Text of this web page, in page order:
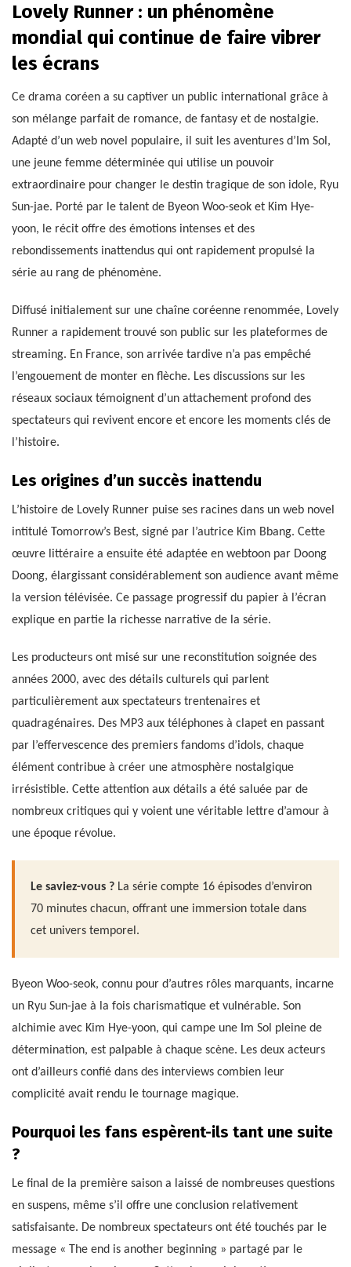
Lovely Runner : un phénomène
mondial qui continue de faire vibrer
les écrans
Ce drama coréen a su captiver un public international grâce à
son mélange parfait de romance, de fantasy et de nostalgie.
Adapté d’un web novel populaire, il suit les aventures d’Im Sol,
une jeune femme déterminée qui utilise un pouvoir
extraordinaire pour changer le destin tragique de son idole, Ryu
Sun-jae. Porté par le talent de Byeon Woo-seok et Kim Hye-
yoon, le récit offre des émotions intenses et des
rebondissements inattendus qui ont rapidement propulsé la
série au rang de phénomène.
Diffusé initialement sur une chaîne coréenne renommée, Lovely
Runner a rapidement trouvé son public sur les plateformes de
streaming. En France, son arrivée tardive n’a pas empêché
l’engouement de monter en flèche. Les discussions sur les
réseaux sociaux témoignent d’un attachement profond des
spectateurs qui revivent encore et encore les moments clés de
l’histoire.
Les origines d’un succès inattendu
L’histoire de Lovely Runner puise ses racines dans un web novel
intitulé Tomorrow’s Best, signé par l’autrice Kim Bbang. Cette
œuvre littéraire a ensuite été adaptée en webtoon par Doong
Doong, élargissant considérablement son audience avant même
la version télévisée. Ce passage progressif du papier à l’écran
explique en partie la richesse narrative de la série.
Les producteurs ont misé sur une reconstitution soignée des
années 2000, avec des détails culturels qui parlent
particulièrement aux spectateurs trentenaires et
quadragénaires. Des MP3 aux téléphones à clapet en passant
par l’effervescence des premiers fandoms d’idols, chaque
élément contribue à créer une atmosphère nostalgique
irrésistible. Cette attention aux détails a été saluée par de
nombreux critiques qui y voient une véritable lettre d’amour à
une époque révolue.
Le saviez-vous ? La série compte 16 épisodes d’environ
70 minutes chacun, offrant une immersion totale dans
cet univers temporel.
Byeon Woo-seok, connu pour d’autres rôles marquants, incarne
un Ryu Sun-jae à la fois charismatique et vulnérable. Son
alchimie avec Kim Hye-yoon, qui campe une Im Sol pleine de
détermination, est palpable à chaque scène. Les deux acteurs
ont d’ailleurs confié dans des interviews combien leur
complicité avait rendu le tournage magique.
Pourquoi les fans espèrent-ils tant une suite
?
Le final de la première saison a laissé de nombreuses questions
en suspens, même s’il offre une conclusion relativement
satisfaisante. De nombreux spectateurs ont été touchés par le
message « The end is another beginning » partagé par le